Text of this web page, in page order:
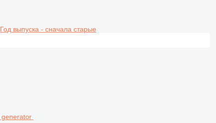
Год выпуска - сначала старые